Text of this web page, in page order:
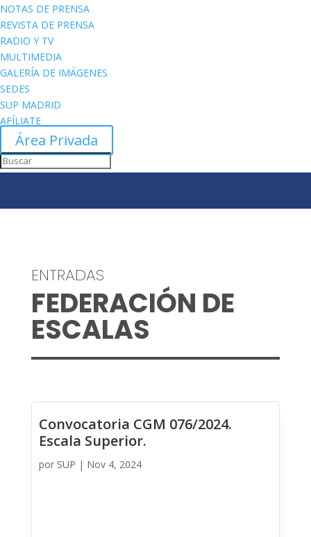
NOTAS DE PRENSA
REVISTA DE PRENSA
RADIO Y TV
MULTIMEDIA
GALERÍA DE IMÁGENES
SEDES
SUP MADRID
AFÍLIATE
Área Privada
ENTRADAS
FEDERACIÓN DE
ESCALAS
Convocatoria CGM 076/2024.
Escala Superior.
por SUP | Nov 4, 2024